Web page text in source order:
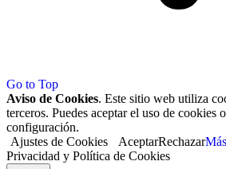
Go to Top
Aviso de Cookies. Este sitio web utiliza
terceros. Puedes aceptar el uso de cookies
configuración.
Ajustes de Cookies
AceptarRechazar
Privacidad y Política de Cookies